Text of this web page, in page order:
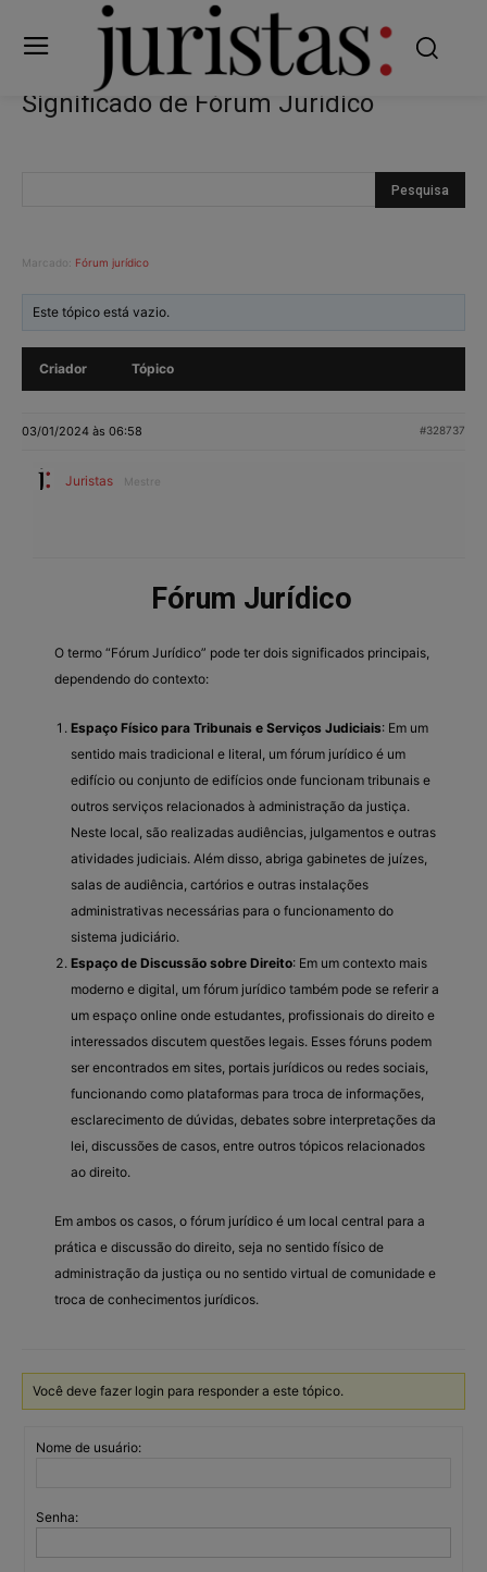
Significado de Fórum Jurídico
Marcado: Fórum jurídico
Este tópico está vazio.
Criador Tópico
03/01/2024 às 06:58 #328737
Juristas Mestre
Fórum Jurídico
O termo “Fórum Jurídico” pode ter dois significados principais,
dependendo do contexto:
Espaço Físico para Tribunais e Serviços Judiciais: Em um
sentido mais tradicional e literal, um fórum jurídico é um
edifício ou conjunto de edifícios onde funcionam tribunais e
outros serviços relacionados à administração da justiça.
Neste local, são realizadas audiências, julgamentos e outras
atividades judiciais. Além disso, abriga gabinetes de juízes,
salas de audiência, cartórios e outras instalações
administrativas necessárias para o funcionamento do
sistema judiciário.
Espaço de Discussão sobre Direito: Em um contexto mais
moderno e digital, um fórum jurídico também pode se referir a
um espaço online onde estudantes, profissionais do direito e
interessados discutem questões legais. Esses fóruns podem
ser encontrados em sites, portais jurídicos ou redes sociais,
funcionando como plataformas para troca de informações,
esclarecimento de dúvidas, debates sobre interpretações da
lei, discussões de casos, entre outros tópicos relacionados
ao direito.
Em ambos os casos, o fórum jurídico é um local central para a
prática e discussão do direito, seja no sentido físico de
administração da justiça ou no sentido virtual de comunidade e
troca de conhecimentos jurídicos.
Você deve fazer login para responder a este tópico.
Nome de usuário:
Senha: